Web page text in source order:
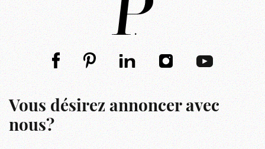
Vous désirez annoncer avec
nous?